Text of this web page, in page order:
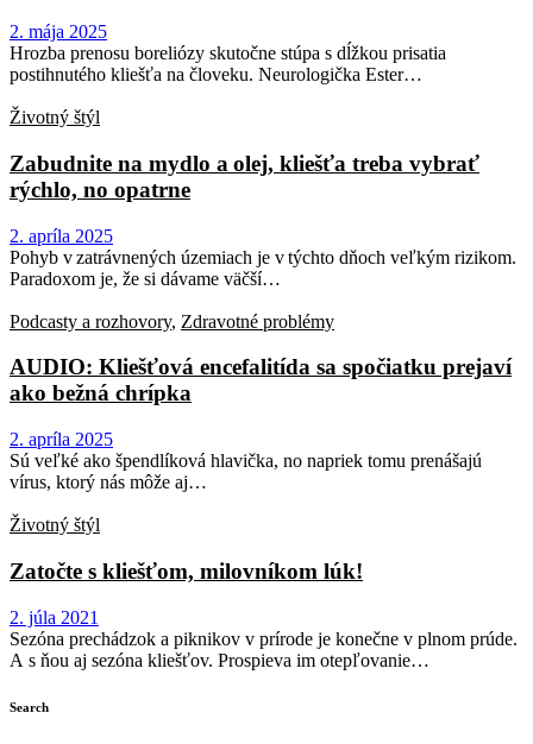
2. mája 2025
Hrozba prenosu boreliózy skutočne stúpa s dĺžkou prisatia
postihnutého kliešťa na človeku. Neurologička Ester…
Životný štýl
Zabudnite na mydlo a olej, kliešťa treba vybrať
rýchlo, no opatrne
2. apríla 2025
Pohyb v zatrávnených územiach je v týchto dňoch veľkým rizikom.
Paradoxom je, že si dávame väčší…
Podcasty a rozhovory, Zdravotné problémy
AUDIO: Kliešťová encefalitída sa spočiatku prejaví
ako bežná chrípka
2. apríla 2025
Sú veľké ako špendlíková hlavička, no napriek tomu prenášajú
vírus, ktorý nás môže aj…
Životný štýl
Zatočte s kliešťom, milovníkom lúk!
2. júla 2021
Sezóna prechádzok a piknikov v prírode je konečne v plnom prúde.
A s ňou aj sezóna kliešťov. Prospieva im otepľovanie…
Search